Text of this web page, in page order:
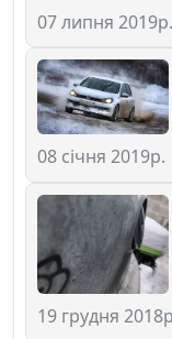
07 липня 2019р.
08 січня 2019р.
19 грудня